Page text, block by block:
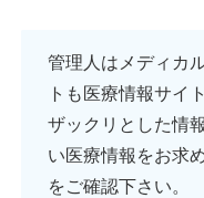
管理人はメディカ
トも医療情報サイ
ザックリとした情
い医療情報をお求
をご確認下さい。